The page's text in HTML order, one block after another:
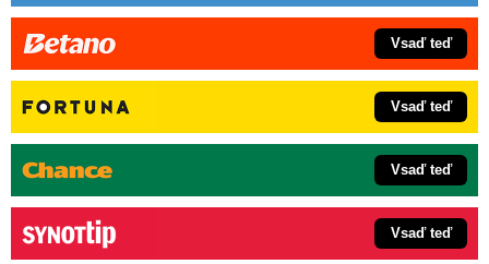
Vsaď teď
Vsaď teď
Vsaď teď
Vsaď teď